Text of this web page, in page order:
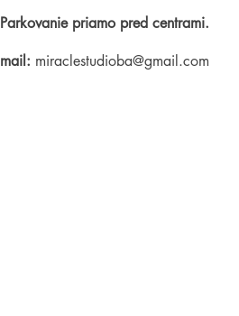
Parkovanie priamo pred centrami.
mail: miraclestudioba@gmail.com